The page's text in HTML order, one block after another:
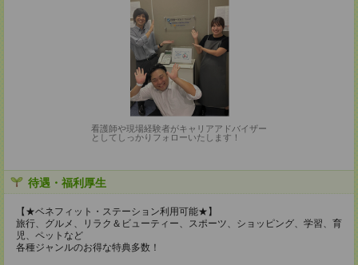
看護師や現場経験者がキャリアアドバイザー
としてしっかりフォローいたします！
待遇・福利厚生
【★ベネフィット・ステーション利用可能★】
旅行、グルメ、リラク＆ビューティー、スポーツ、ショッピング、学習、育
児、ペットなど
各種ジャンルのお得な特典多数！